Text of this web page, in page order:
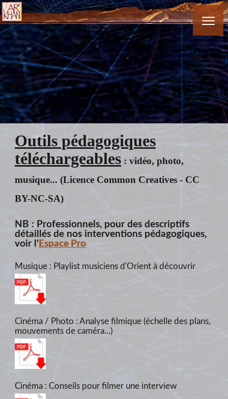
Outils pédagogiques
téléchargeables : vidéo, photo,
musique... (Licence Common Creatives - CC
BY-NC-SA)
NB : Professionnels, pour des descriptifs
détaillés de nos interventions pédagogiques,
voir l' Espace Pro
Musique : Playlist musiciens d'Orient à découvrir
Cinéma / Photo : Analyse filmique (échelle des plans,
mouvements de caméra...)
Cinéma : Conseils pour filmer une interview